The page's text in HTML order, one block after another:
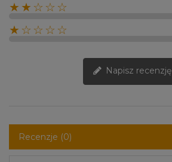
★★☆☆☆
★☆☆☆☆
Napisz recenzję
Recenzje (0)